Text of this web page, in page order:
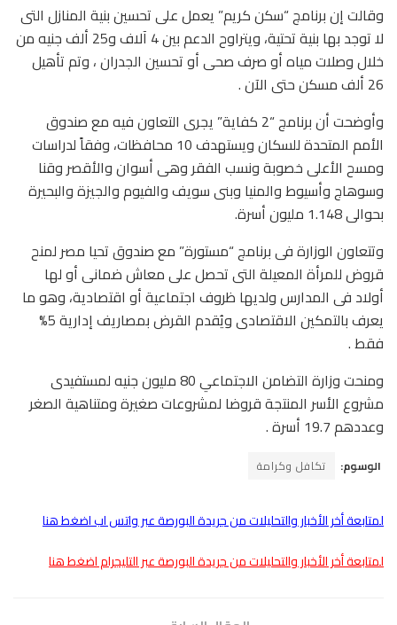
وقالت إن برنامج “سكن كريم” يعمل على تحسين بنية المنازل التى
لا توجد بها بنية تحتية، ويتراوح الدعم بين 4 آلاف و25 ألف جنيه من
خلال وصلات مياه أو صرف صحى أو تحسين الجدران ، وتم تأهيل
26 ألف مسكن حتى الآن .
وأوضحت أن برنامج “2 كفاية” يجرى التعاون فيه مع صندوق
الأمم المتحدة للسكان ويستهدف 10 محافظات، وفقاً لدراسات
ومسح الأعلى خصوبة ونسب الفقر وهى أسوان والأقصر وقنا
وسوهاج وأسيوط والمنيا وبنى سويف والفيوم والجيزة والبحيرة
بحوالى 1.148 مليون أسرة.
وتتعاون الوزارة فى برنامج “مستورة” مع صندوق تحيا مصر لمنح
قروض للمرأة المعيلة التى تحصل على معاش ضمانى أو لها
أولاد فى المدارس ولديها ظروف اجتماعية أو اقتصادية، وهو ما
يعرف بالتمكين الاقتصادى ويُقدم القرض بمصاريف إدارية 5%
فقط .
ومنحت وزارة التضامن الاجتماعي 80 مليون جنيه لمستفيدى
مشروع الأسر المنتجة قروضا لمشروعات صغيرة ومتناهية الصغر
وعددهم 19.7 أسرة .
الوسوم: تكافل وكرامة
لمتابعة أخر الأخبار والتحليلات من جريدة البورصة عبر واتس اب اضغط هنا
لمتابعة أخر الأخبار والتحليلات من جريدة البورصة عبر التليجرام اضغط هنا